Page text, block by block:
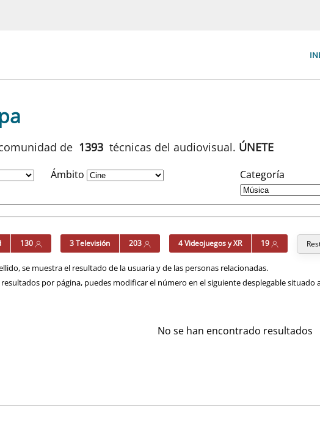
de 1393 técnicas del audiovisual. ÚNETE
Ámbito Categoría
130 3 Televisión 203 4 Videojuegos y XR 19
se muestra el resultado de la usuaria y de las personas relacionadas.
por página, puedes modificar el número en el siguiente desplegable situado
No se han encontrado resultados